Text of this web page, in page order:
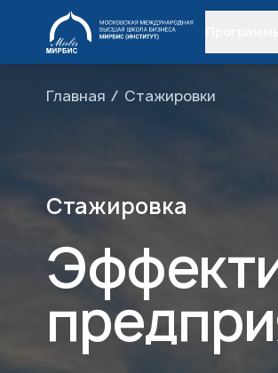
МИРБИС
Главная Стажировки
Стажировка